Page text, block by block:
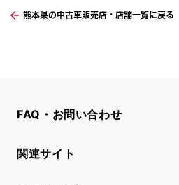
熊本県の中古車販売店・店舗一覧に戻る
FAQ・お問い合わせ
関連サイト